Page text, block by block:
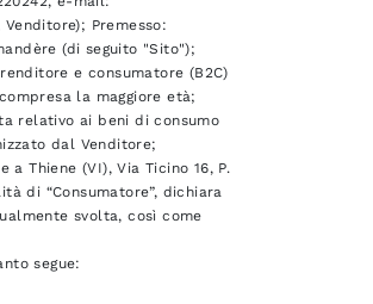
Premesso:
(di seguito "Sito");
e consumatore (B2C)
la maggiore età;
relativo ai beni di consumo
dal Venditore;
Thiene (VI), Via Ticino 16, P.
di “Consumatore”, dichiara
svolta, così come
segue: